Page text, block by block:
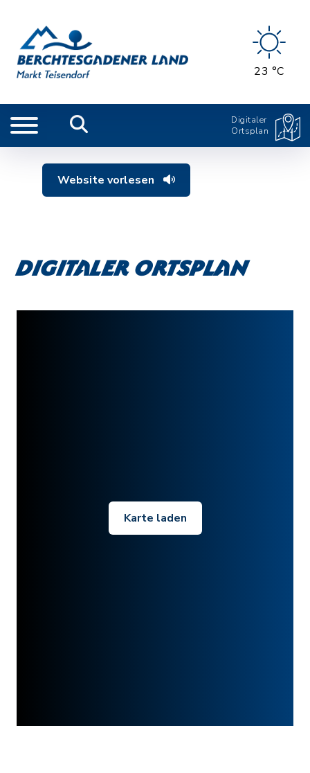
23 °C
Digitaler
Ortsplan
Website vorlesen
Digitaler Ortsplan
Karte laden